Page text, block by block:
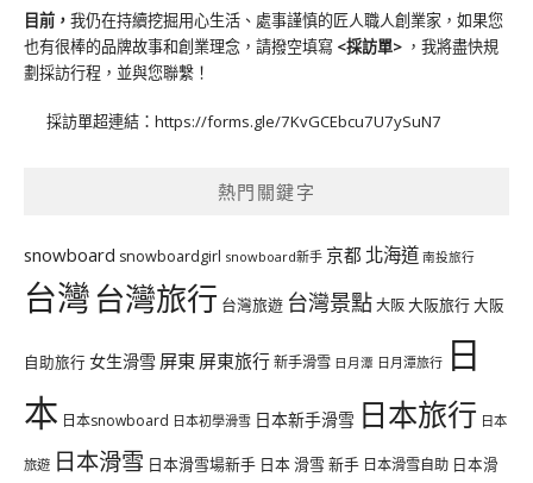
目前， 我仍在持續挖掘用心生活、處事謹慎的匠人職人創業家，如果您
也有很棒的品牌故事和創業理念，請撥空填寫 <採訪單> ，我將盡快規
劃採訪行程，並與您聯繫！
採訪單超連結： https://forms.gle/7KvGCEbcu7U7ySuN7
熱門關鍵字
snowboard snowboardgirl snowboard新手 京都 北海道 南投旅行
台灣台灣旅行 台灣旅遊 台灣景點大阪大阪旅行大阪
自助旅行 女生滑雪 屏東 屏東旅行新手滑雪 日月潭 日月潭旅行 日
本 日本snowboard 日本初學滑雪 日本新手滑雪 日本旅行 日本
旅遊 日本滑雪 日本滑雪場新手 日本 滑雪 新手 日本滑雪自助 日本滑